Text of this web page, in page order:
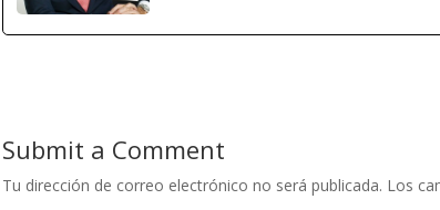
Submit a Comment
Tu dirección de correo electrónico no será publicada. Los